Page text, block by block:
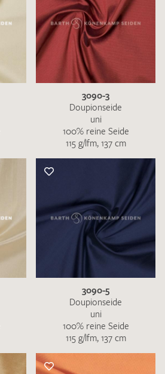
3090-3
Doupionseide
uni
100% reine Seide
115 g/lfm, 137 cm
3090-5
Doupionseide
uni
100% reine Seide
115 g/lfm, 137 cm